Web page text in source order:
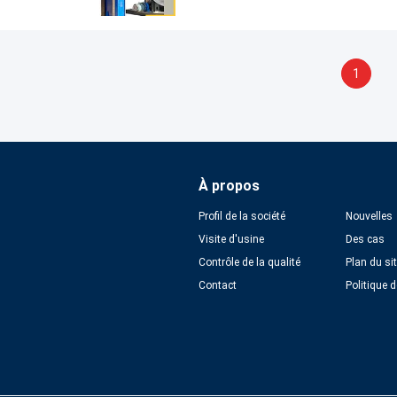
1
À propos
Profil de la société
Visite d'usine
Contrôle de la qualité
Contact
Nouvelles
Des cas
Plan du
Politique